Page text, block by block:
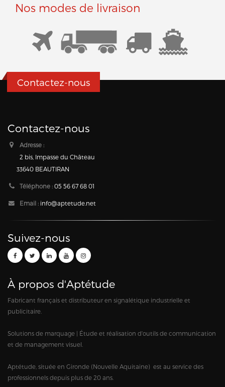
Nos modes de livraison
Contactez-nous
Contactez-nous
Adresse :
2 bis, Impasse du Château
33640 BEAUTIRAN
Téléphone : 05 56 67 68 01
Email : info@aptetude.net
Suivez-nous
À propos d'Aptétude
Fabricant français et distributeur en signalétique industrielle et
publicitaire.
Solutions de marquage | Étude et réalisation d'outils de communication
et de management visuel.
Aptétude, située en Gironde (Nouvelle Aquitaine) est au service des
professionnels depuis plus de 20 ans.